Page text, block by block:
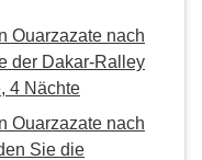
Ouarzazate nach
der Dakar-Ralley
4 Nächte
Ouarzazate nach
Sie die